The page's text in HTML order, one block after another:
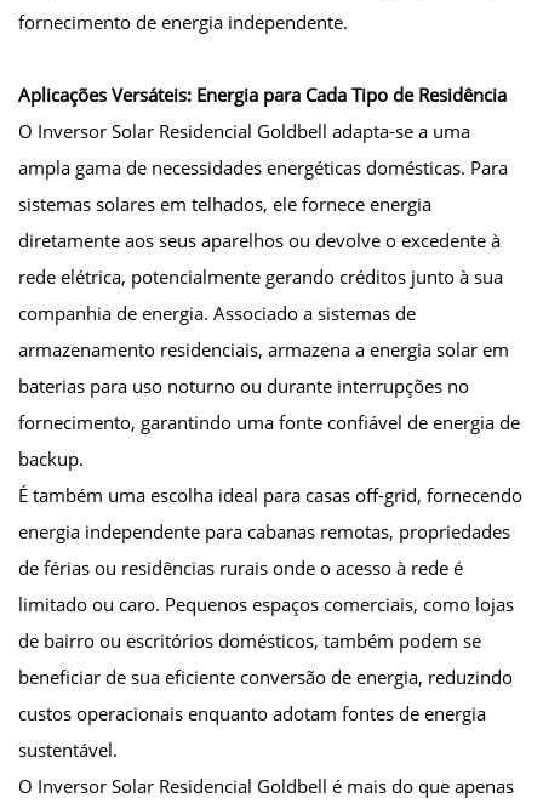
fornecimento de energia independente.
Aplicações Versáteis: Energia para Cada Tipo de Residência
O Inversor Solar Residencial Goldbell adapta-se a uma
ampla gama de necessidades energéticas domésticas. Para
sistemas solares em telhados, ele fornece energia
diretamente aos seus aparelhos ou devolve o excedente à
rede elétrica, potencialmente gerando créditos junto à sua
companhia de energia. Associado a sistemas de
armazenamento residenciais, armazena a energia solar em
baterias para uso noturno ou durante interrupções no
fornecimento, garantindo uma fonte confiável de energia de
backup.
É também uma escolha ideal para casas off-grid, fornecendo
energia independente para cabanas remotas, propriedades
de férias ou residências rurais onde o acesso à rede é
limitado ou caro. Pequenos espaços comerciais, como lojas
de bairro ou escritórios domésticos, também podem se
beneficiar de sua eficiente conversão de energia, reduzindo
custos operacionais enquanto adotam fontes de energia
sustentável.
O Inversor Solar Residencial Goldbell é mais do que apenas